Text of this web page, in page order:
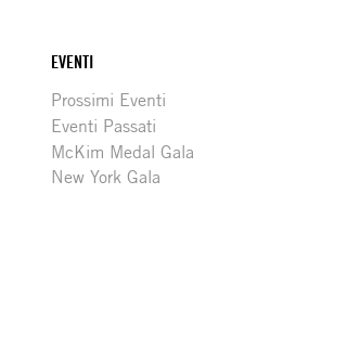
EVENTI
Prossimi Eventi
Eventi Passati
McKim Medal Gala
New York Gala